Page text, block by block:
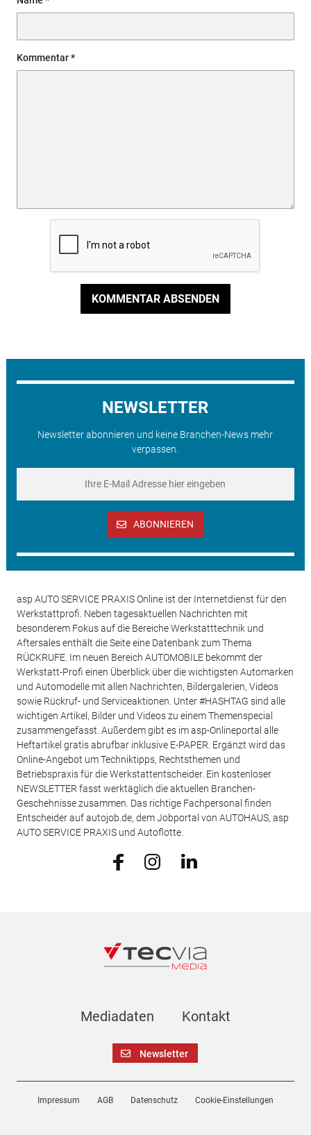
Kommentar
KOMMENTAR ABSENDEN
NEWSLETTER
Newsletter abonnieren und keine Branchen-News mehr
verpassen.
ABONNIEREN
asp AUTO SERVICE PRAXIS Online ist der Internetdienst für den
Werkstattprofi. Neben tagesaktuellen Nachrichten mit
besonderem Fokus auf die Bereiche Werkstatttechnik und
Aftersales enthält die Seite eine Datenbank zum Thema
RÜCKRUFE. Im neuen Bereich AUTOMOBILE bekommt der
Werkstatt-Profi einen Überblick über die wichtigsten Automarken
und Automodelle mit allen Nachrichten, Bildergalerien, Videos
sowie Rückruf- und Serviceaktionen. Unter #HASHTAG sind alle
wichtigen Artikel, Bilder und Videos zu einem Themenspecial
zusammengefasst. Außerdem gibt es im asp-Onlineportal alle
Heftartikel gratis abrufbar inklusive E-PAPER. Ergänzt wird das
Online-Angebot um Techniktipps, Rechtsthemen und
Betriebspraxis für die Werkstattentscheider. Ein kostenloser
NEWSLETTER fasst werktäglich die aktuellen Branchen-
Geschehnisse zusammen. Das richtige Fachpersonal finden
Entscheider auf autojob.de, dem Jobportal von AUTOHAUS, asp
AUTO SERVICE PRAXIS und Autoflotte.
Mediadaten Kontakt
Newsletter
Impressum AGB Datenschutz Cookie-Einstellungen